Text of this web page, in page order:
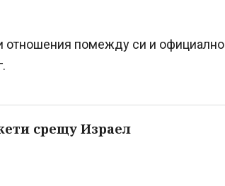
отношения помежду си и официално
срещу Израел